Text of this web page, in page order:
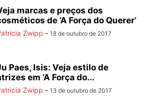
marcas e preços dos
de ‘A Força do Querer’
Zwipp - 18 de outubro de 2017
Paes, Isis: Veja estilo de
em ‘A Força do...
Zwipp - 13 de outubro de 2017